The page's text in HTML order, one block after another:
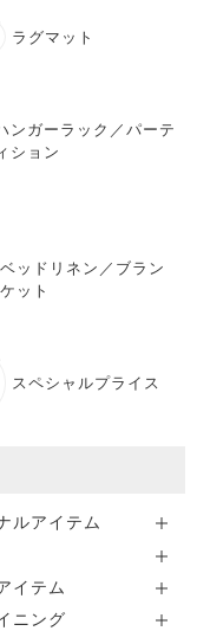
ラグマット
ンガーラック／パーテ
ション
ベッドリネン／ブラン
ケット
スペシャルプライス
ルアイテム
イテム
ニング